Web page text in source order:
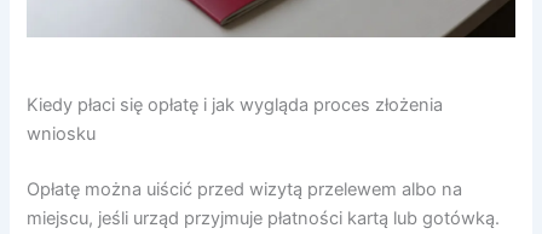
Kiedy płaci się opłatę i jak wygląda proces złożenia
wniosku
Opłatę można uiścić przed wizytą przelewem albo na
miejscu, jeśli urząd przyjmuje płatności kartą lub gotówką.